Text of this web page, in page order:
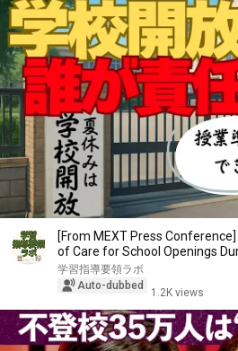
[From MEXT Press
of Care for School Openings
...
学習指導要領ラボ
Auto-dubbed
1.2K views